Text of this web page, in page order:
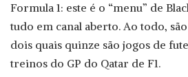
Formula 1: este é o “menu” de
tudo em canal aberto. Ao todo,
dois quais quinze são jogos de
treinos do GP do Qatar de F1.